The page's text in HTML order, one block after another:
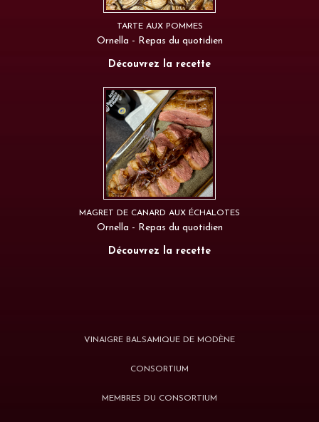
TARTE AUX POMMES
Ornella - Repas du quotidien
Découvrez la recette
MAGRET DE CANARD AUX ÉCHALOTES
Ornella - Repas du quotidien
Découvrez la recette
VINAIGRE BALSAMIQUE DE MODÈNE
CONSORTIUM
MEMBRES DU CONSORTIUM